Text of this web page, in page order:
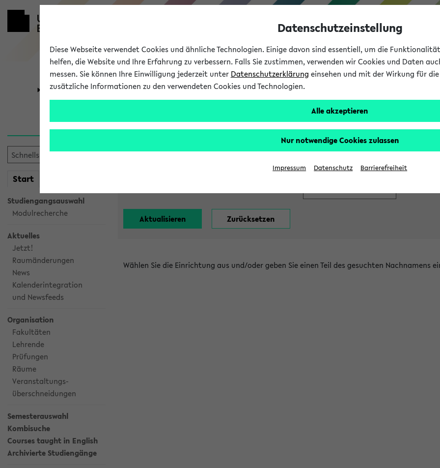
Universität Forschung Studium
Start
Studiengangsauswahl
Modulrecherche
Aktuelles
Jetzt!
Raumänderungen
News
Kalenderintegration
und Newsfeeds
Organisation
Fakultäten
Lehrende
Prüfungen
Räume
Veranstaltungs-
überschneidungen
Semesterauswahl
Kombisuche
Courses taught in English
Archivierte Studiengänge
Alle Lehrenden
Wählen Sie die Einrichtung aus und/oder geben Sie einen Teil des gesuchten Nachnamens
Datenschutzeinstellung
Diese Webseite verwendet Cookies und ähnliche Technologien. Einige davon sind essentiell, um die
helfen, die Website und Ihre Erfahrung zu verbessern. Falls Sie zustimmen, verwenden wir Cookies und Daten
messen. Sie können Ihre Einwilligung jederzeit unter Datenschutzerklärung einsehen und mit der Wirkung für
zusätzliche Informationen zu den verwendeten Cookies und Technologien.
Alle akzeptieren
Nur notwendige Cookies zulassen
Impressum Datenschutz Barrierefreiheit